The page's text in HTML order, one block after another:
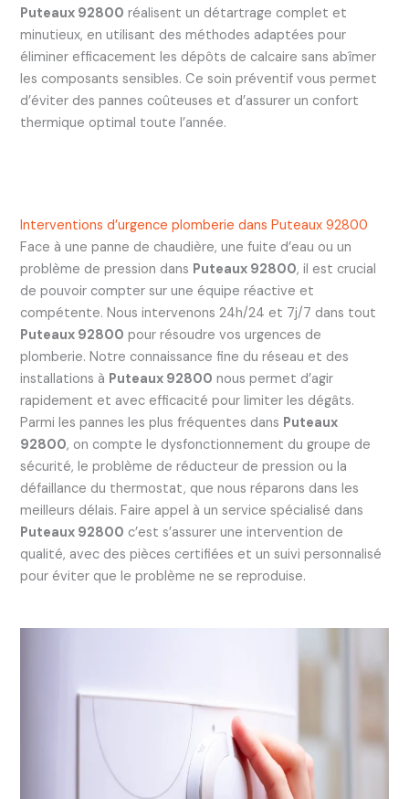
Puteaux 92800 réalisent un détartrage complet et
minutieux, en utilisant des méthodes adaptées pour
éliminer efficacement les dépôts de calcaire sans abîmer
les composants sensibles. Ce soin préventif vous permet
d’éviter des pannes coûteuses et d’assurer un confort
thermique optimal toute l’année.
Interventions d’urgence plomberie dans Puteaux 92800
Face à une panne de chaudière, une fuite d’eau ou un
problème de pression dans Puteaux 92800, il est crucial
de pouvoir compter sur une équipe réactive et
compétente. Nous intervenons 24h/24 et 7j/7 dans tout
Puteaux 92800 pour résoudre vos urgences de
plomberie. Notre connaissance fine du réseau et des
installations à Puteaux 92800 nous permet d’agir
rapidement et avec efficacité pour limiter les dégâts.
Parmi les pannes les plus fréquentes dans Puteaux
92800, on compte le dysfonctionnement du groupe de
sécurité, le problème de réducteur de pression ou la
défaillance du thermostat, que nous réparons dans les
meilleurs délais. Faire appel à un service spécialisé dans
Puteaux 92800 c’est s’assurer une intervention de
qualité, avec des pièces certifiées et un suivi personnalisé
pour éviter que le problème ne se reproduise.